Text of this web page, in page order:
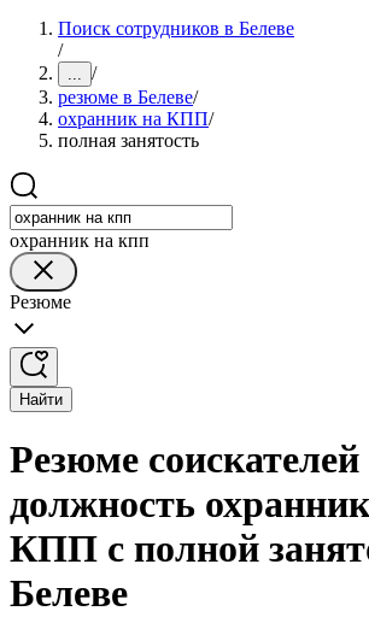
Поиск сотрудников в Белеве
/
... /
резюме в Белеве/
охранник на КПП/
полная занятость
охранник на кпп
Резюме
Найти
Резюме соискателей
должность
КПП с полной
Белеве